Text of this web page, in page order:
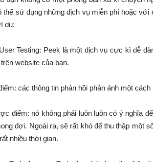
thể sử dụng những dịch vụ miễn phí hoặc
dụ:
Testing: Peek là một dịch vụ cực kì dễ
website của bạn.
các thông tin phản hồi phản ánh một
điểm: nó không phải luôn luôn có ý nghĩa
đợi. Ngoài ra, sẽ rất khó để thu thập một
nhiều thời gian.